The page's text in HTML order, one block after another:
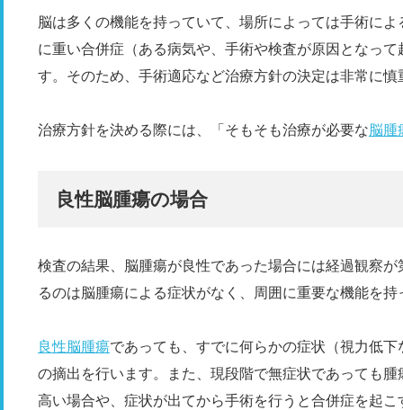
脳は多くの機能を持っていて、場所によっては手術に
に重い合併症（ある病気や、手術や検査が原因となっ
す。そのため、手術適応など治療方針の決定は非常に
治療方針を決める際には、「そもそも治療が必要な 脳腫
良性脳腫瘍の場合
検査の結果、脳腫瘍が良性であった場合には経過観察
るのは脳腫瘍による症状がなく、周囲に重要な機能を
良性脳腫瘍であっても、すでに何らかの症状（視力低
の摘出を行います。また、現段階で無症状であっても
高い場合や、症状が出てから手術を行うと合併症を起